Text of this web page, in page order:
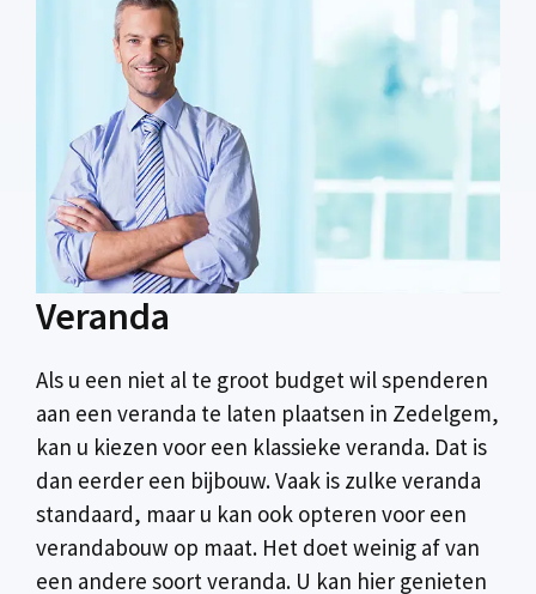
Veranda
Als u een niet al te groot budget wil spenderen
aan een veranda te laten plaatsen in Zedelgem,
kan u kiezen voor een klassieke veranda. Dat is
dan eerder een bijbouw. Vaak is zulke veranda
standaard, maar u kan ook opteren voor een
verandabouw op maat. Het doet weinig af van
een andere soort veranda. U kan hier genieten